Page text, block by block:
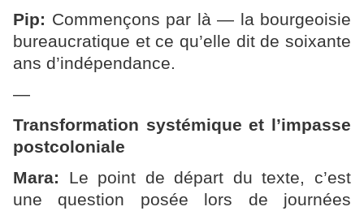
Pip: Commençons par là — la bourgeoisie
bureaucratique et ce qu’elle dit de soixante
ans d’indépendance.
—
Transformation systémique et l’impasse
postcoloniale
Mara: Le point de départ du texte, c’est
une question posée lors de journées